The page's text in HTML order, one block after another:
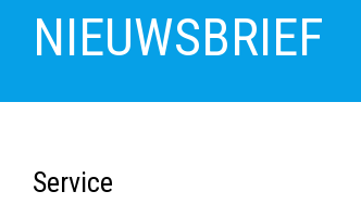
NIEUWSBRIEF
Service